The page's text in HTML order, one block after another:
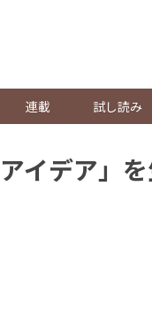
連載 試し読み
イデア」